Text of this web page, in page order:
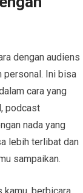
dengan audiens
personal. Ini bisa
cara yang
podcast
nada yang
lebih terlibat dan
sampaikan.
berbicara